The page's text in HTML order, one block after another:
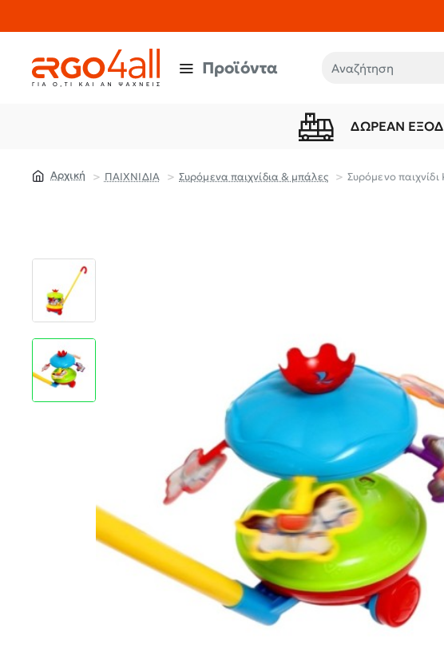
Προϊόντα Αναζήτηση
ΔΩΡΕΆΝ
ΠΑΙΧΝΙΔΙΑ Συρόμενα παιχνίδια & μπάλες Συρόμενο